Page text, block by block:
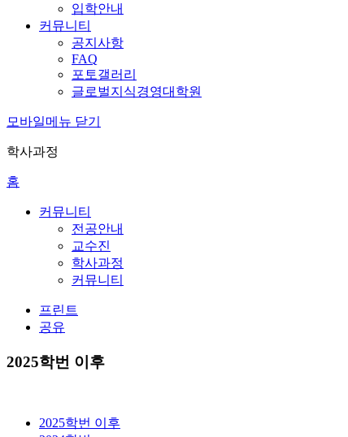
입학안내
커뮤니티
공지사항
FAQ
포토갤러리
글로벌지식경영대학원
모바일메뉴 닫기
학사과정
홈
커뮤니티
전공안내
교수진
학사과정
커뮤니티
프린트
공유
2025학번 이후
2025학번 이후